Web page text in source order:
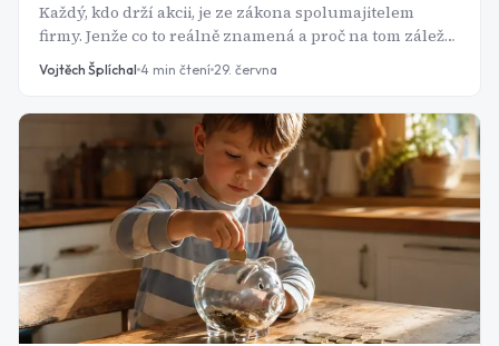
Každý, kdo drží akcii, je ze zákona spolumajitelem
firmy. Jenže co to reálně znamená a proč na tom záleží
víc, než si většina lidí myslí?
Vojtěch Šplíchal 4 min čtení 29. června